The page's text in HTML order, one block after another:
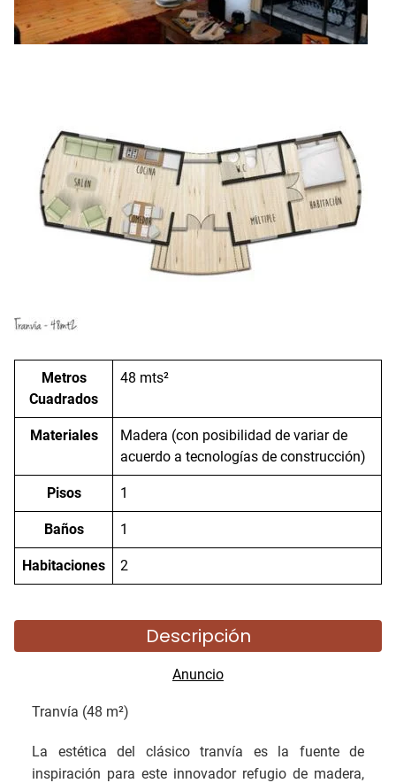
Metros
Cuadrados
48 mts²
Materiales
Madera (con posibilidad de variar de
acuerdo a tecnologías de construcción)
Pisos 1
Baños 1
Habitaciones 2
Descripción
Tranvía (48 m²)
La estética del clásico tranvía es la fuente de
inspiración para este innovador refugio de madera,